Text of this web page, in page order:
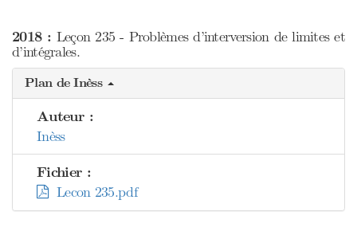
2018 : Leçon 235 - Problèmes d’interversion de limites et
d’intégrales.
Plan de Inèss
Auteur :
Inèss
Fichier :
Lecon 235.pdf